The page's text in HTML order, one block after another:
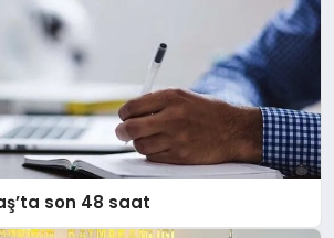
Kahramanmaraş’ta son 48 saat